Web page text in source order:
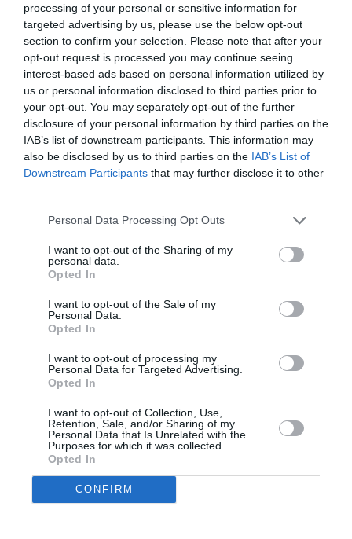
processing of your personal or sensitive information for
targeted advertising by us, please use the below opt-out
section to confirm your selection. Please note that after your
opt-out request is processed you may continue seeing
interest-based ads based on personal information utilized by
us or personal information disclosed to third parties prior to
your opt-out. You may separately opt-out of the further
disclosure of your personal information by third parties on the
IAB’s list of downstream participants. This information may
also be disclosed by us to third parties on the IAB’s List of
Downstream Participants that may further disclose it to other
Personal Data Processing Opt Outs
I want to opt-out of the Sharing of my
personal data.
Opted In
I want to opt-out of the Sale of my
Personal Data.
Opted In
I want to opt-out of processing my
Personal Data for Targeted Advertising.
Opted In
I want to opt-out of Collection, Use,
Retention, Sale, and/or Sharing of my
Personal Data that Is Unrelated with the
Purposes for which it was collected.
Opted In
CONFIRM
ξεχωρίσετε. Μην εκπλαγείτε αν γίνεστε το
επίκεντρο της προσοχής σε κάθε σας βήμα. Ένας
νέος έρωτας θα μπορούσε να βρίσκεται προ των
πυλών, ίσως ακόμη και σε κάποιο καλοκαιρινό
πάρτι ή ταξίδι. Κι αν νομίζετε πως βρήκατε ήδη
το άλλο σας μισό, ξανασκεφτείτε το. Ο
πλανήτης του έρωτα και των απολαύσεων θα
σας χαρίσει γοητεία, χάρη και αυτοπεποίθηση
και θα νιώσετε ότι όλα κυλάνε πολύ αρμονικά
μέσα στις σχέσεις και τις συνεργασίες σας.
Υδροχόος
Η μοναδικότητα και η ανεξαρτησία σας θα είναι
εξαιρετικά ελκυστικές αυτό το καλοκαίρι. Ο
Ουρανός, ο κυβερνήτης πλανήτης σας, θα φέρει
απροσδόκητες ανατροπές και συναρπαστικές
προετοιμασμένες για εκπλήξεις και νέα
ξεκινήματα. Εάν είστε αδέσμευτοι δεν
αποκλείεται η Αφροδίτη να φέρει στη ζωή σας
ένα νέο έρωτα. Εάν είστε ήδη δεσμευμένοι, αυτό
είναι το κατάλληλο διάστημα για να